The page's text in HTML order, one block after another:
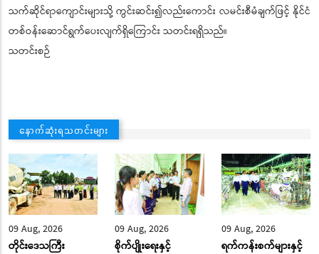
သက်ဆိုင်ရာကျောင်းများသို့ ကွင်းဆင်း၍လည်းကောင်း လမင်းစီမံချက်ဖြင့် နိုင်ငံ
တစ်ဝန်းဆောင်ရွက်ပေးလျက်ရှိကြောင်း သတင်းရရှိသည်။
သတင်းစဉ်
နောက်ဆုံးရသတင်းများ
09 Aug, 2026
တိုင်းဒေသကြီး
09 Aug, 2026
စိုက်ပျိုးရေးနှင့်
09 Aug, 2026
ရက်ကန်းစက်များနှင့်